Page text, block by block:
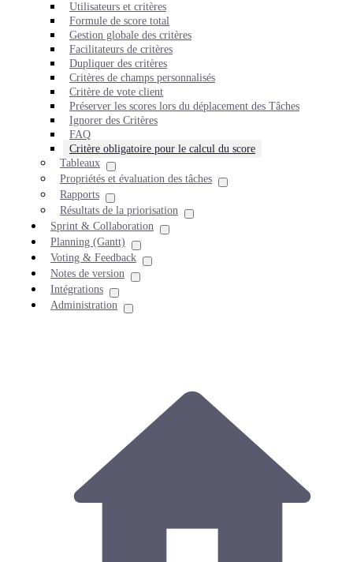
Utilisateurs et critères
Formule de score total
Gestion globale des critères
Facilitateurs de critères
Dupliquer des critères
Critères de champs personnalisés
Critère de vote client
Préserver les scores lors du déplacement des Tâches
Ignorer des Critères
FAQ
Critère obligatoire pour le calcul du score
Tableaux
Propriétés et évaluation des tâches
Rapports
Résultats de la priorisation
Sprint & Collaboration
Planning (Gantt)
Voting & Feedback
Notes de version
Intégrations
Administration